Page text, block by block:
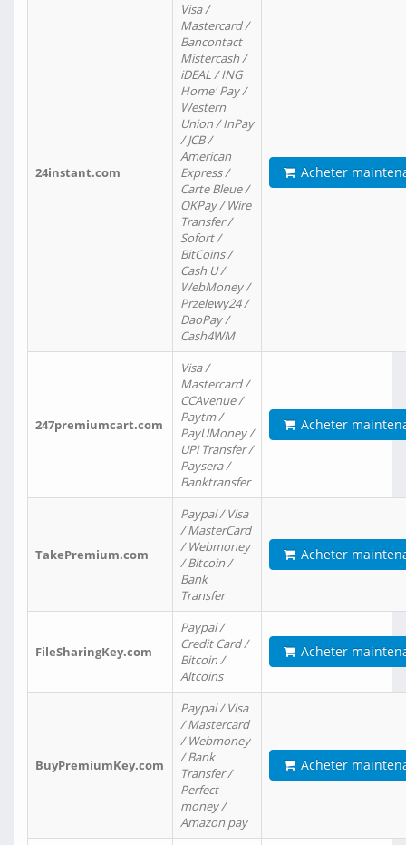
24instant.com
Visa /
Mastercard /
Bancontact
Mistercash /
iDEAL / ING
Home' Pay /
Western
Union / InPay
/ JCB /
American
Express /
Carte Bleue /
OKPay / Wire
Transfer /
Sofort /
BitCoins /
Cash U /
WebMoney /
Przelewy24 /
DaoPay /
Cash4WM
Acheter
247premiumcart.com
Visa /
Mastercard /
CCAvenue /
Paytm /
PayUMoney /
UPi Transfer /
Paysera /
Banktransfer
Acheter
TakePremium.com
Paypal / Visa
/ MasterCard
/ Webmoney
/ Bitcoin /
Bank
Transfer
Acheter
FileSharingKey.com
Paypal /
Credit Card /
Bitcoin /
Altcoins
Acheter
BuyPremiumKey.com
Paypal / Visa
/ Mastercard
/ Webmoney
/ Bank
Transfer /
Perfect
money /
Amazon pay
Acheter